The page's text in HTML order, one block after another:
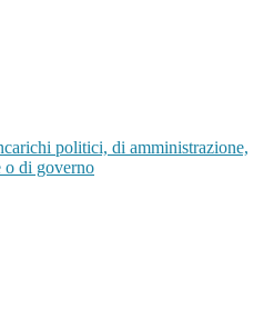
politici, di amministrazione,
o di governo